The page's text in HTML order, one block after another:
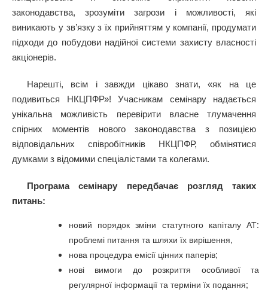
законодавства, зрозуміти загрози і можливості, які
виникають у зв’язку з їх прийняттям у компанії, продумати
підходи до побудови надійної системи захисту власності
акціонерів.
Нарешті, всім і завжди цікаво знати, «як на це
подивиться НКЦПФР»! Учасникам семінару надається
унікальна можливість перевірити власне тлумачення
спірних моментів нового законодавства з позицією
відповідальних співробітників НКЦПФР, обмінятися
думками з відомими спеціалістами та колегами.
Програма семінару передбачає розгляд таких
питань:
новий порядок зміни статутного капіталу АТ:
проблемі питання та шляхи їх вирішення,
нова процедура емісії цінних паперів;
нові вимоги до розкриття особливої та
регулярної інформації та терміни їх подання;